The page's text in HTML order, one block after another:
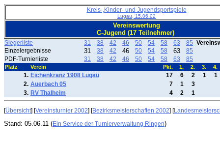
Kreis-,Kinder- und Jugendsportspiele
Lugau, 15.06.02
Vereinswertung
C-Jugend (17 Teilnehmer)
Siegerliste 31 38 42 46 50 54 58 63 85
Einzelergebnisse
31 38 42 46 50 54 58 63
85
PDF-Turnierliste
31 38 42 46 50 54 58 63 85
Platz Verein Pkt. 1. 2. 3. 4.
1. Eichenkranz 1908 Lugau 17 6 2 1
1
2. Auerbach 05 7 1
3
3. RV Thalheim 4 2 1
[Übersicht] [Vereinsturnier 2002] [Bezirksmeisterschaften 2002] [
Stand: 05.06.11 (Ein Service der Turnierverwaltung Ringen)